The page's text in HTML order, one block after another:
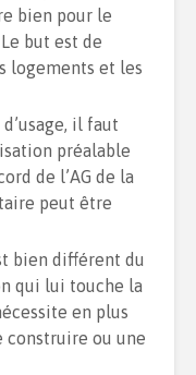
bien pour le
but est de
logements et les
il faut
préalable
de l’AG de la
peut être
bien différent du
qui lui touche la
en plus
construire ou une